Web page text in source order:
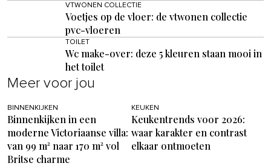
VTWONEN COLLECTIE
Voetjes op de vloer: de vtwonen collectie
pvc-vloeren
TOILET
Wc make-over: deze 5 kleuren staan mooi in
het toilet
Meer voor jou
BINNENKIJKEN
Binnenkijken in een
moderne Victoriaanse villa:
van 99 m² naar 170 m² vol
Britse charme
KEUKEN
Keukentrends voor 2026:
waar karakter en contrast
elkaar ontmoeten